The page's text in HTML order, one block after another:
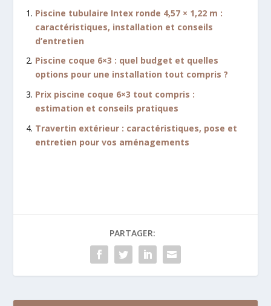
Piscine tubulaire Intex ronde 4,57 × 1,22 m :
caractéristiques, installation et conseils
d’entretien
Piscine coque 6×3 : quel budget et quelles
options pour une installation tout compris ?
Prix piscine coque 6×3 tout compris :
estimation et conseils pratiques
Travertin extérieur : caractéristiques, pose et
entretien pour vos aménagements
PARTAGER: